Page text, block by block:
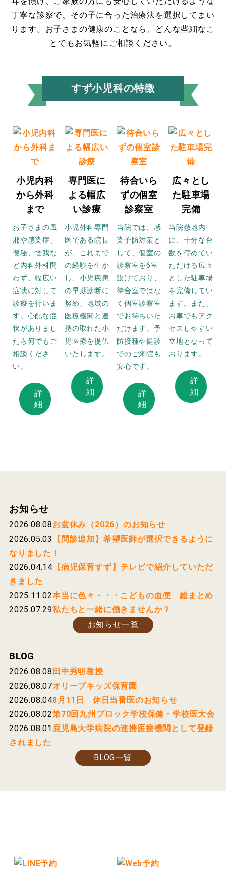
丁寧な診察で、その子に合った治療法を選択してまい
ります。お子さまの健康のことなら、どんな些細なこ
とでもお気軽にご相談ください。
すず小児科の特徴
小児内科
から外科
まで
お子さまの風
邪や感染症、
便秘、怪我な
ど内科外科問
わず、幅広い
症状に対して
診療を行いま
す。心配な症
状がありまし
たら何でもご
相談くださ
い。
詳
細
専門医に
よる幅広
い診療
小児外科専門
医である院長
が、これまで
の経験を生か
し、小児疾患
の早期診断に
努め、地域の
医療機関と連
携の取れた小
児医療を提供
いたします。
詳
細
待合いら
ずの個室
診察室
当院では、感
染予防対策と
して、個室の
診察室を6室
設けており、
待合室ではな
く個室診察室
でお待ちいた
だけます。予
防接種や健診
でのご来院も
安心です。
詳
細
広々とし
た駐車場
完備
当院敷地内
に、十分な台
数を停めてい
ただける広々
とした駐車場
を完備してい
ます。また、
お車でもアク
セスしやすい
立地となって
おります。
詳
細
お知らせ
2026.08.08お盆休み（2026）のお知らせ
2026.05.03
【問診追加】希望医師が選択できるように
なりました！
2026.04.14 【病児保育すず】テレビで紹介していただ
きました
2025.11.02本当に色々・・・こどもの血便 総まとめ
2025.07.29私たちと一緒に働きませんか？
お知らせ一覧
BLOG
2026.08.08 田中秀明教授
2026.08.07オリーブキッズ保育園
2026.08.048月11日 休日当番医のお知らせ
2026.08.02第70回九州ブロック学校保健・学校医大会
2026.08.01 鹿児島大学病院の連携医療機関として登録
されました
BLOG一覧